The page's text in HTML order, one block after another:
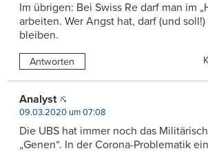
Im übrigen: Bei Swiss Re darf man im
arbeiten. Wer Angst hat, darf (und
bleiben.
Antworten
Analyst
09.03.2020 um 07:08
Die UBS hat immer noch das
„Genen“. In der Corona-Problematik